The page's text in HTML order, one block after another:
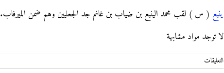
ينبع ( س ) لقب محمد الينبع بن ضياب بن غانم جد الجعليين وهم ضمن الميرفاب.
لا توجد مواد مشابهة
التعليقاتعلى
ينبع